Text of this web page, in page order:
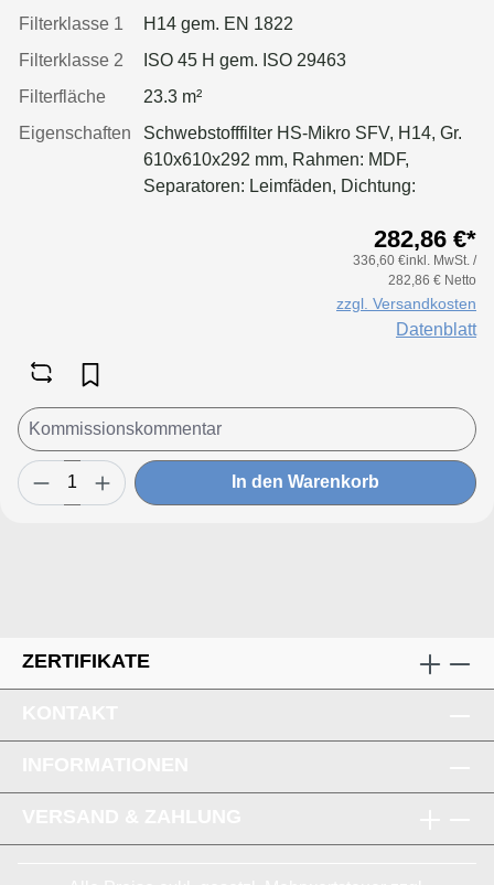
Filterklasse 1
H14 gem. EN 1822
Filterklasse 2
ISO 45 H gem. ISO 29463
Filterfläche
23.3 m²
Eigenschaften
Schwebstofffilter HS-Mikro SFV, H14, Gr.
610x610x292 mm, Rahmen: MDF,
Separatoren: Leimfäden, Dichtung:
282,86 €*
336,60 €inkl. MwSt. /
282,86 € Netto
zzgl. Versandkosten
Datenblatt
In den Warenkorb
ZERTIFIKATE